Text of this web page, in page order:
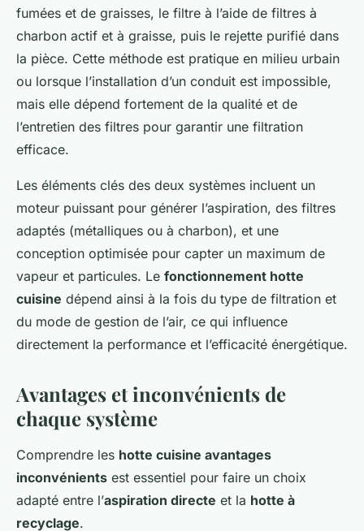
fumées et de graisses, le filtre à l’aide de filtres à
charbon actif et à graisse, puis le rejette purifié dans
la pièce. Cette méthode est pratique en milieu urbain
ou lorsque l’installation d’un conduit est impossible,
mais elle dépend fortement de la qualité et de
l’entretien des filtres pour garantir une filtration
efficace.
Les éléments clés des deux systèmes incluent un
moteur puissant pour générer l’aspiration, des filtres
adaptés (métalliques ou à charbon), et une
conception optimisée pour capter un maximum de
vapeur et particules. Le fonctionnement hotte
cuisine dépend ainsi à la fois du type de filtration et
du mode de gestion de l’air, ce qui influence
directement la performance et l’efficacité énergétique.
Avantages et inconvénients de
chaque système
Comprendre les hotte cuisine avantages
inconvénients est essentiel pour faire un choix
adapté entre l’aspiration directe et la hotte à
recyclage.